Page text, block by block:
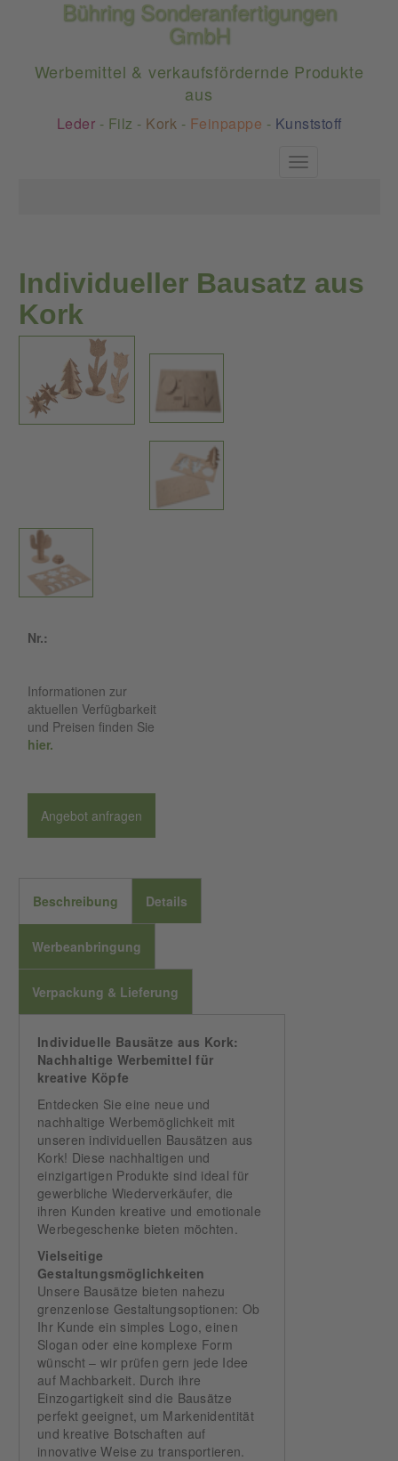
Bühring Sonderanfertigungen
GmbH
Werbemittel & verkaufsfördernde Produkte
aus
Leder - Filz - Kork - Feinpappe - Kunststoff
Toggle
Individueller Bausatz aus
Kork
Nr.:
Informationen zur
aktuellen Verfügbarkeit
und Preisen finden Sie
hier.
Angebot anfragen
Beschreibung Details
Werbeanbringung
Verpackung & Lieferung
Individuelle Bausätze aus Kork:
Nachhaltige Werbemittel für
kreative Köpfe
Entdecken Sie eine neue und
nachhaltige Werbemöglichkeit mit
unseren individuellen Bausätzen aus
Kork! Diese nachhaltigen und
einzigartigen Produkte sind ideal für
gewerbliche Wiederverkäufer, die
ihren Kunden kreative und emotionale
Werbegeschenke bieten möchten.
Vielseitige
Gestaltungsmöglichkeiten
Unsere Bausätze bieten nahezu
grenzenlose Gestaltungsoptionen: Ob
Ihr Kunde ein simples Logo, einen
Slogan oder eine komplexe Form
wünscht – wir prüfen gern jede Idee
auf Machbarkeit. Durch ihre
Einzogartigkeit sind die Bausätze
perfekt geeignet, um Markenidentität
und kreative Botschaften auf
innovative Weise zu transportieren.